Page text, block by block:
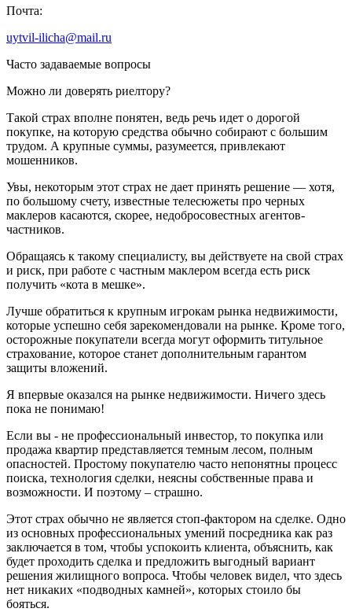
Почта:
uytvil-ilicha@mail.ru
Часто задаваемые вопросы
Можно ли доверять риелтору?
Такой страх вполне понятен, ведь речь идет о дорогой
покупке, на которую средства обычно собирают с большим
трудом. А крупные суммы, разумеется, привлекают
мошенников.
Увы, некоторым этот страх не дает принять решение — хотя,
по большому счету, известные телесюжеты про черных
маклеров касаются, скорее, недобросовестных агентов-
частников.
Обращаясь к такому специалисту, вы действуете на свой страх
и риск, при работе с частным маклером всегда есть риск
получить «кота в мешке».
Лучше обратиться к крупным игрокам рынка недвижимости,
которые успешно себя зарекомендовали на рынке. Кроме того,
осторожные покупатели всегда могут оформить титульное
страхование, которое станет дополнительным гарантом
защиты вложений.
Я впервые оказался на рынке недвижимости. Ничего здесь
пока не понимаю!
Если вы - не профессиональный инвестор, то покупка или
продажа квартир представляется темным лесом, полным
опасностей. Простому покупателю часто непонятны процесс
поиска, технология сделки, неясны собственные права и
возможности. И поэтому – страшно.
Этот страх обычно не является стоп-фактором на сделке. Одно
из основных профессиональных умений посредника как раз
заключается в том, чтобы успокоить клиента, объяснить, как
будет проходить сделка и предложить выгодный вариант
решения жилищного вопроса. Чтобы человек видел, что здесь
нет никаких «подводных камней», которых стоило бы
бояться.